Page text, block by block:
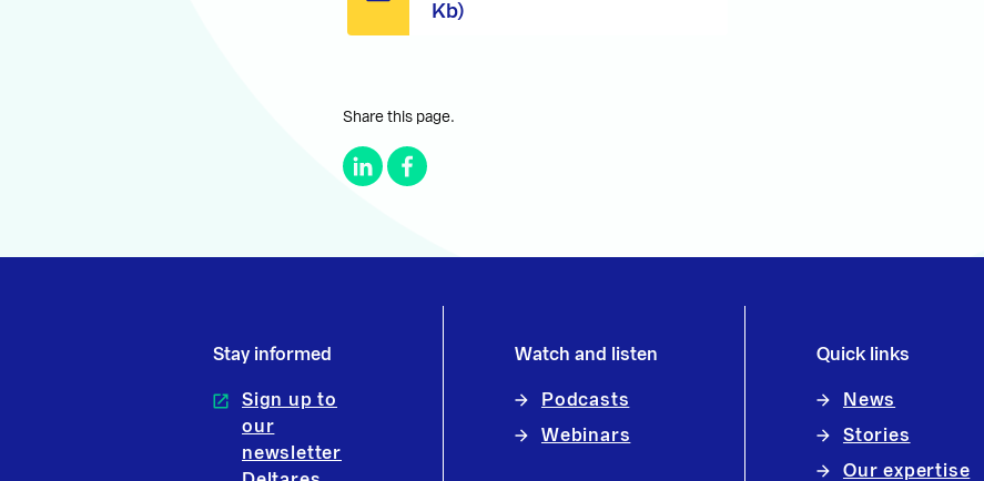
Kb)
Share this page.
Stay informed
Sign up to
our
newsletter
Watch and listen
Podcasts
Webinars
Quick links
News
Stories
Our expertise